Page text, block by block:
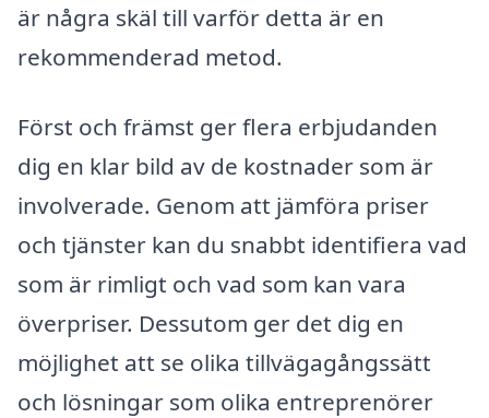
är några skäl till varför detta är en
rekommenderad metod.
Först och främst ger flera erbjudanden
dig en klar bild av de kostnader som är
involverade. Genom att jämföra priser
och tjänster kan du snabbt identifiera vad
som är rimligt och vad som kan vara
överpriser. Dessutom ger det dig en
möjlighet att se olika tillvägagångssätt
och lösningar som olika entreprenörer